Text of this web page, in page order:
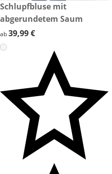
39,99 €
Schlupfbluse mit
abgerundetem Saum
39,99 €
ab39,99 €